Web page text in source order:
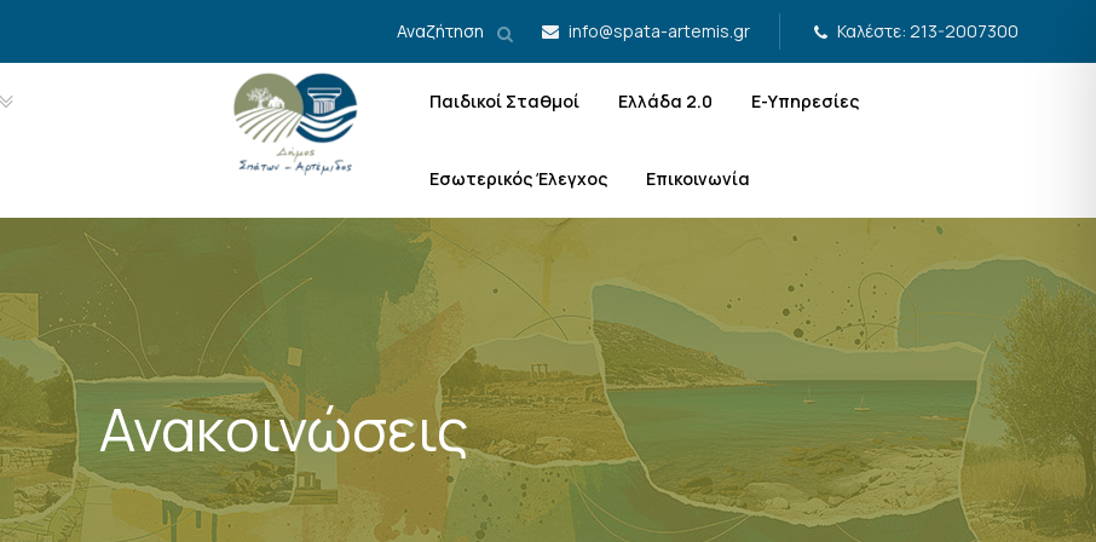
Αναζήτηση info@spata-artemis.gr Καλέστε: 213-2007300
Παιδικοί Σταθμοί Ελλάδα 2.0 Ε-Υπηρεσίες
Εσωτερικός Έλεγχος Επικοινωνία
Ανακοινώσεις